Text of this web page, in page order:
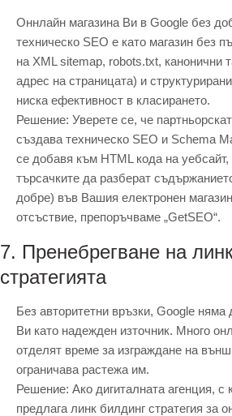
Оннлайн магазина Ви в Google без
техническо SEO е като магазин без
на XML sitemap, robots.txt, канонични
адрес на страницата) и
ниска ефективност в класирането.
Решение: Уверете се, че
създава техническо SEO и Schema
се добавя към HTML кода на уебсайт,
търсачките да разберат
добре) във Вашия електронен
отсъствие, препоръчваме „GetSEO“.
7. Пренебрегване на
стратегията
Без авторитетни връзки, Google няма
Ви като надежден източник. Много
отделят време за изграждане на
ограничава растежа им.
Решение: Ако дигиталната агенция, с
предлага линк билдинг стратегия за